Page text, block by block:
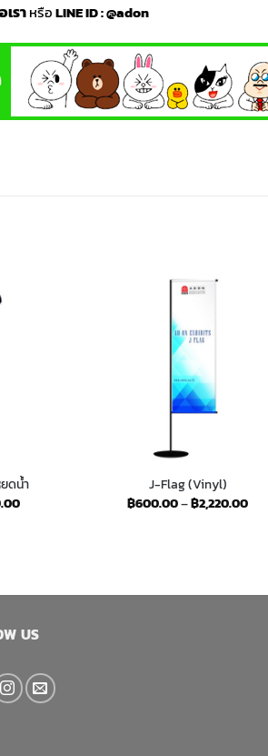
ราหรือLINE ID :@adon
ดน้ำ
Price
J-Flag (Vinyl)
฿600.00–฿2,220.00Price
US